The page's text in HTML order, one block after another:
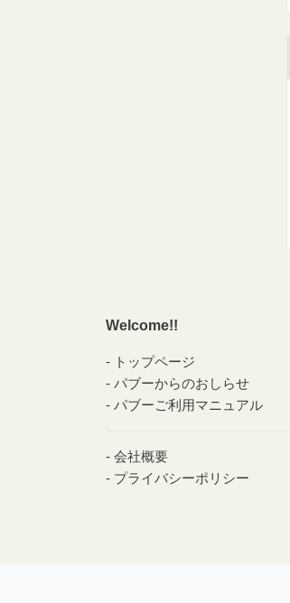
Welcome!!
トップページ
パブーからのおしらせ
パブーご利用マニュアル
会社概要
プライバシーポリシー